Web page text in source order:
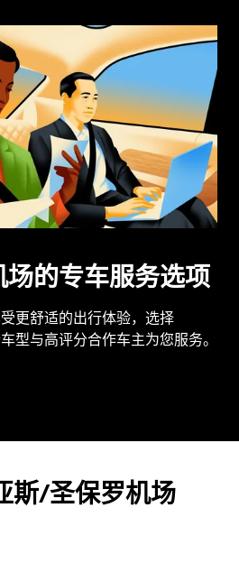
的专车服务选项
更舒适的出行体验，选择
型与高评分合作车主为您服务。
斯/圣保罗机场